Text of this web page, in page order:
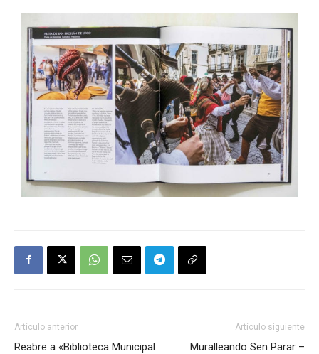
Artículo anterior
Reabre a «Biblioteca Municipal
Artículo siguiente
Muralleando Sen Parar –